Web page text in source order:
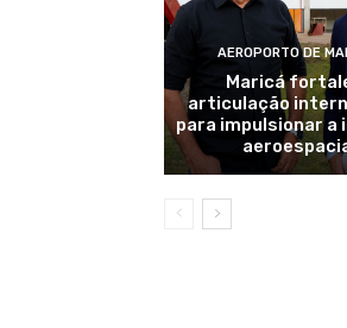
AEROPORTO DE
Maricá
articulação
para impulsionar a